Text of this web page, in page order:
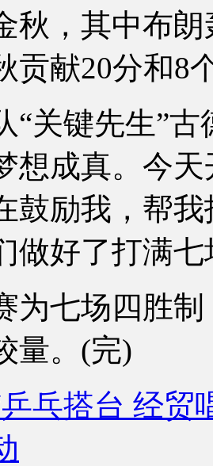
秋，其中布
贡献20分和8
键先生”古
想成真。今
鼓励我，帮
做好了打满七
七场四胜制
量。(完)
乓搭台 经贸